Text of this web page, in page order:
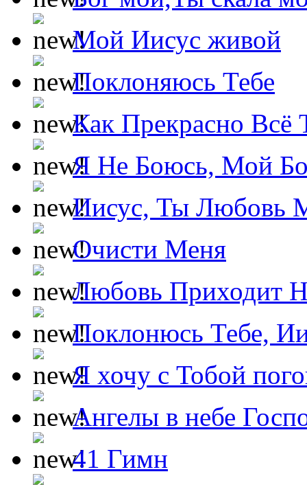
Мой Иисус живой
Поклоняюсь Тебе
Как Прекрасно Всё
Я Не Боюсь, Мой
Иисус, Ты Любовь
Очисти Меня
Любовь Приходит
Поклонюсь Тебе,
Я хочу с Тобой
Ангелы в небе
41 Гимн